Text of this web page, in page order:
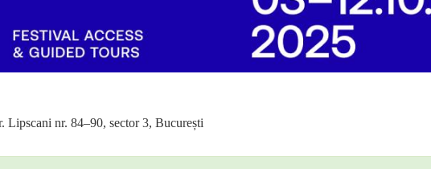
nr. 84–90, sector 3, București